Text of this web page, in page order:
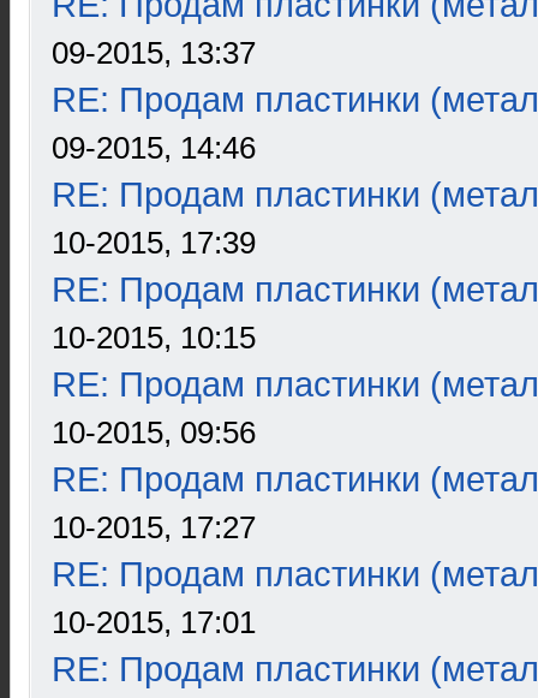
09-2015, 13:37
RE: Продам пластинки
09-2015, 14:46
RE: Продам пластинки
10-2015, 17:39
RE: Продам пластинки
10-2015, 10:15
RE: Продам пластинки
10-2015, 09:56
RE: Продам пластинки
10-2015, 17:27
RE: Продам пластинки
10-2015, 17:01
RE: Продам пластинки